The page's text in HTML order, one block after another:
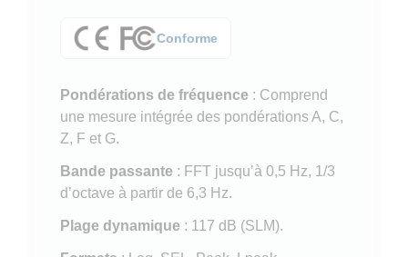
Conforme
Pondérations de fréquence : Comprend
une mesure intégrée des pondérations A, C,
Z, F et G.
Bande passante : FFT jusqu’à 0,5 Hz, 1/3
d’octave à partir de 6,3 Hz.
Plage dynamique : 117 dB (SLM).